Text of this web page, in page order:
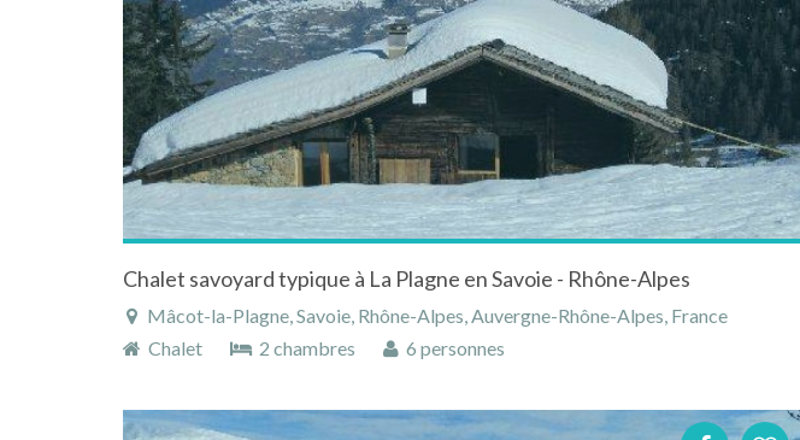
Chalet savoyard typique à La Plagne en Savoie - Rhône-Alpes
Mâcot-la-Plagne, Savoie, Rhône-Alpes, Auvergne-Rhône-Alpes, France
Chalet
2 chambres 6 personnes